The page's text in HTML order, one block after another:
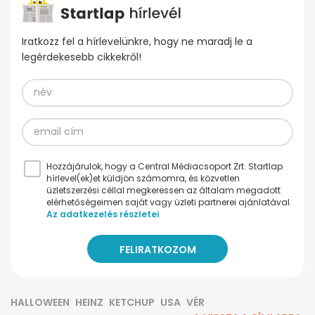
Iratkozz fel a hírlevelünkre, hogy ne maradj le a
legérdekesebb cikkekről!
Hozzájárulok, hogy a Central Médiacsoport Zrt. Startlap
hírlevel(ek)et küldjön számomra, és közvetlen
üzletszerzési céllal megkeressen az általam megadott
elérhetőségeimen saját vagy üzleti partnerei ajánlatával.
Az adatkezelés részletei
HALLOWEEN HEINZ KETCHUP USA VÉR